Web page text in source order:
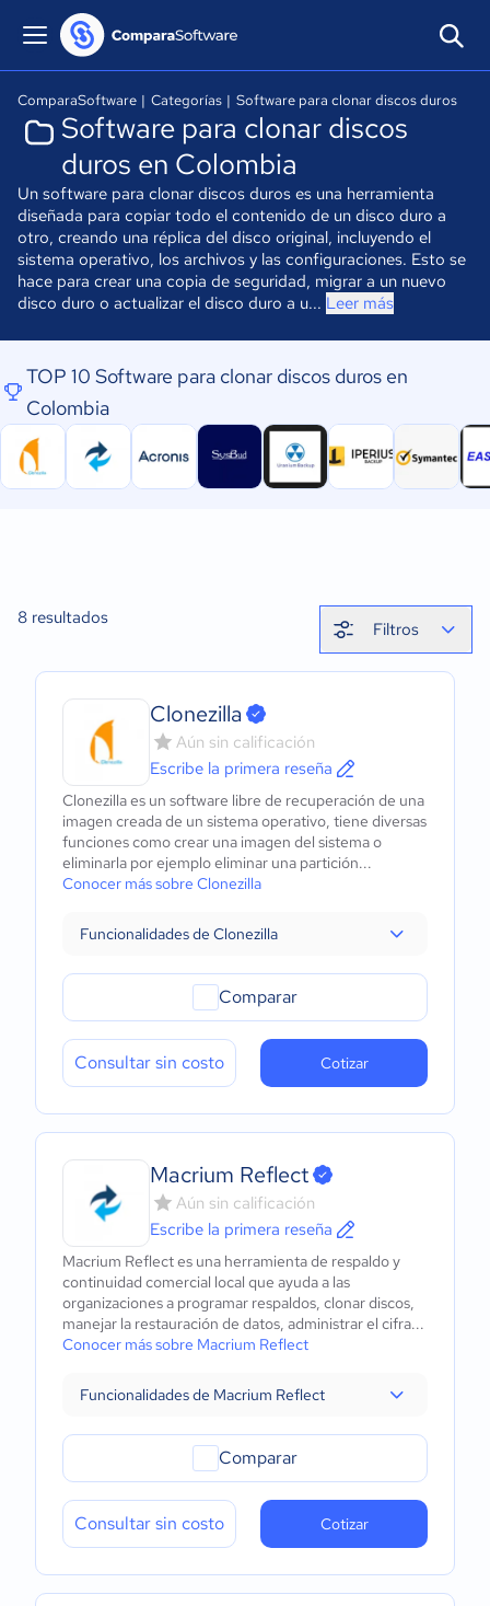
ComparaSoftware | Categorías | Software para clonar discos duros
Software para clonar discos
duros en Colombia
Un software para clonar discos duros es una herramienta
diseñada para copiar todo el contenido de un disco duro a
otro, creando una réplica del disco original, incluyendo el
sistema operativo, los archivos y las configuraciones. Esto se
hace para crear una copia de seguridad, migrar a un nuevo
disco duro o actualizar el disco duro a u... Leer más
TOP 10 Software para clonar discos duros en
Colombia
8 resultados
Filtros
Clonezilla
Aún sin calificación
Escribe la primera reseña
Clonezilla es un software libre de recuperación de una
imagen creada de un sistema operativo, tiene diversas
funciones como crear una imagen del sistema o
eliminarla por ejemplo eliminar una partición...
Conocer más sobre Clonezilla
Funcionalidades de Clonezilla
Comparar
Consultar sin costo Cotizar
Macrium Reflect
Aún sin calificación
Escribe la primera reseña
Macrium Reflect es una herramienta de respaldo y
continuidad comercial local que ayuda a las
organizaciones a programar respaldos, clonar discos,
manejar la restauración de datos, administrar el cifra...
Conocer más sobre Macrium Reflect
Funcionalidades de Macrium Reflect
Comparar
Consultar sin costo Cotizar